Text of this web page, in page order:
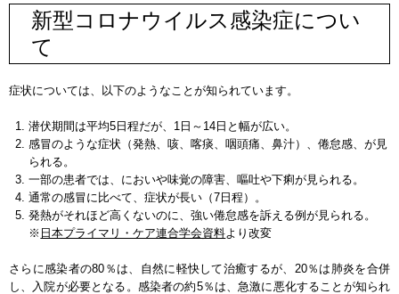
新型コロナウイルス感染症につい
て
症状については、以下のようなことが知られています。
潜伏期間は平均5日程だが、1日～14日と幅が広い。
感冒のような症状（発熱、咳、喀痰、咽頭痛、鼻汁）、倦怠感、が見
られる。
一部の患者では、においや味覚の障害、嘔吐や下痢が見られる。
通常の感冒に比べて、症状が長い（7日程）。
発熱がそれほど高くないのに、強い倦怠感を訴える例が見られる。
※ 日本プライマリ・ケア連合学会資料より改変
さらに感染者の80％は、自然に軽快して治癒するが、20％は肺炎を合併
し、入院が必要となる。感染者の約5％は、急激に悪化することが知られ